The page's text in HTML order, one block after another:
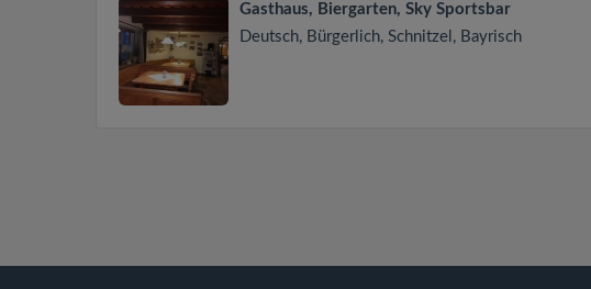
Gasthaus, Biergarten, Sky Sportsbar
Deutsch, Bürgerlich, Schnitzel, Bayrisch